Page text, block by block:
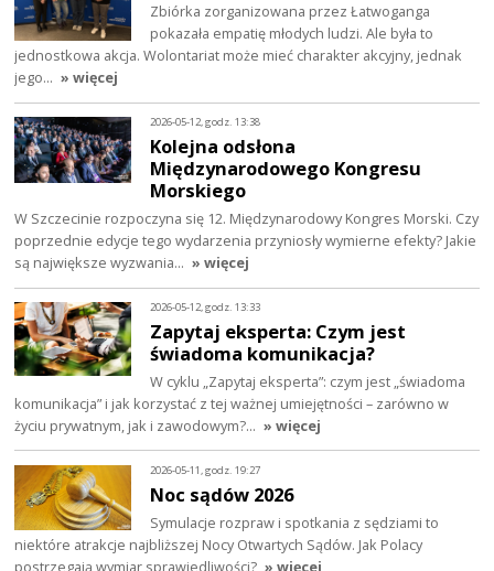
Zbiórka zorganizowana przez Łatwoganga
pokazała empatię młodych ludzi. Ale była to
jednostkowa akcja. Wolontariat może mieć charakter akcyjny, jednak
jego… » więcej
2026-05-12, godz. 13:38
Kolejna odsłona
Międzynarodowego Kongresu
Morskiego
W Szczecinie rozpoczyna się 12. Międzynarodowy Kongres Morski. Czy
poprzednie edycje tego wydarzenia przyniosły wymierne efekty? Jakie
są największe wyzwania… » więcej
2026-05-12, godz. 13:33
Zapytaj eksperta: Czym jest
świadoma komunikacja?
W cyklu „Zapytaj eksperta”: czym jest „świadoma
komunikacja” i jak korzystać z tej ważnej umiejętności – zarówno w
życiu prywatnym, jak i zawodowym?… » więcej
2026-05-11, godz. 19:27
Noc sądów 2026
Symulacje rozpraw i spotkania z sędziami to
niektóre atrakcje najbliższej Nocy Otwartych Sądów. Jak Polacy
postrzegają wymiar sprawiedliwości? » więcej